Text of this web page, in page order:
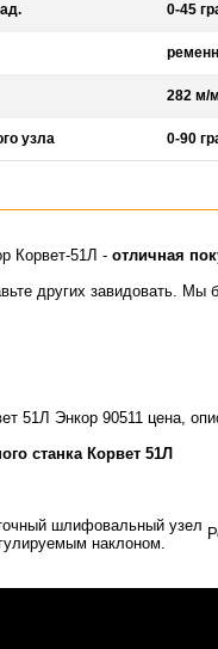
0-45
282 м/
узла 0-90
Корвет-51Л - отличная
других завидовать.
51Л Энкор 90511 цена,
станка Корвет 51Л
шлифовальный узел
наклоном.